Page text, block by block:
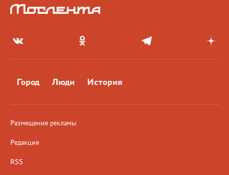
Город Люди История
Размещение рекламы
Редакция
RSS